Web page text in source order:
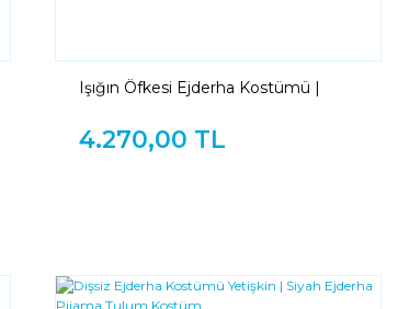
Işığın Öfkesi Ejderha Kostümü |
4.270,00 TL